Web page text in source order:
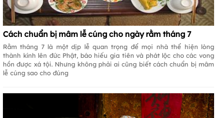
Cách chuẩn bị mâm lễ cúng cho ngày rằm tháng 7
Rằm tháng 7 là một dịp lễ quan trọng để mọi nhà thể hiện lòng
thành kính lên đức Phật, báo hiếu gia tiên và phát lộc cho các vong
hồn được xá tội. Nhưng không phải ai cũng biết cách chuẩn bị mâm
lễ cúng sao cho đúng